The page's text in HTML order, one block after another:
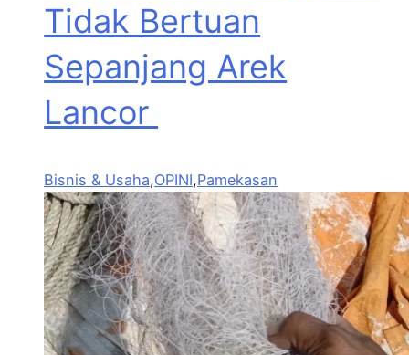
Tidak Bertuan
Sepanjang Arek
Lancor
Bisnis & Usaha,OPINI,Pamekasan